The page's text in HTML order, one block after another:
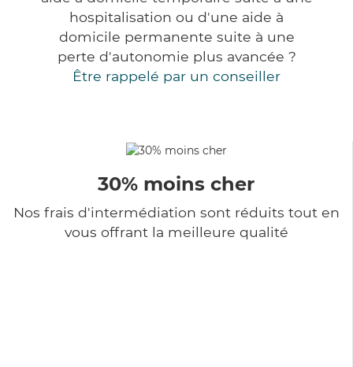
hospitalisation ou d'une aide à
domicile permanente suite à une
perte d'autonomie plus avancée ?
Être rappelé par un conseiller
30% moins cher
Nos frais d'intermédiation sont réduits tout en
vous offrant la meilleure qualité